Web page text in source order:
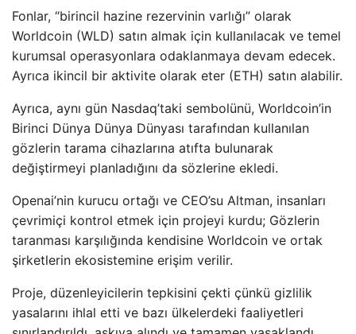
Fonlar, “birincil hazine rezervinin varlığı” olarak
Worldcoin (WLD) satın almak için kullanılacak ve temel
kurumsal operasyonlara odaklanmaya devam edecek.
Ayrıca ikincil bir aktivite olarak eter (ETH) satın alabilir.
Ayrıca, aynı gün Nasdaq’taki sembolünü, Worldcoin’in
Birinci Dünya Dünya Dünyası tarafından kullanılan
gözlerin tarama cihazlarına atıfta bulunarak
değiştirmeyi planladığını da sözlerine ekledi.
Openai’nin kurucu ortağı ve CEO’su Altman, insanları
çevrimiçi kontrol etmek için projeyi kurdu; Gözlerin
taranması karşılığında kendisine Worldcoin ve ortak
şirketlerin ekosistemine erişim verilir.
Proje, düzenleyicilerin tepkisini çekti çünkü gizlilik
yasalarını ihlal etti ve bazı ülkelerdeki faaliyetleri